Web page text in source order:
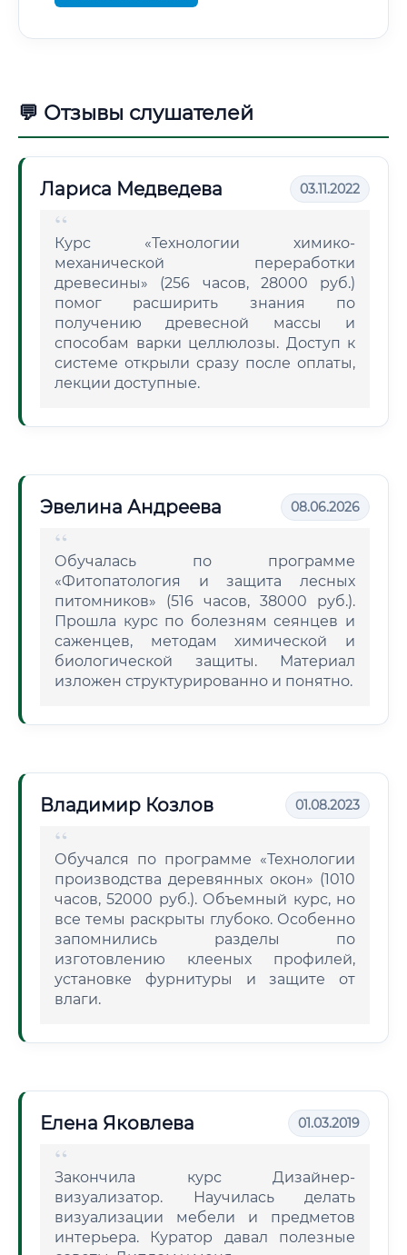
💬 Отзывы слушателей
Лариса Медведева 03.11.2022
Курс «Технологии химико-
механической переработки
древесины» (256 часов, 28000 руб.)
помог расширить знания по
получению древесной массы и
способам варки целлюлозы. Доступ к
системе открыли сразу после оплаты,
лекции доступные.
Эвелина Андреева 08.06.2026
Обучалась по программе
«Фитопатология и защита лесных
питомников» (516 часов, 38000 руб.).
Прошла курс по болезням сеянцев и
саженцев, методам химической и
биологической защиты. Материал
изложен структурированно и понятно.
Владимир Козлов 01.08.2023
Обучался по программе «Технологии
производства деревянных окон» (1010
часов, 52000 руб.). Объемный курс, но
все темы раскрыты глубоко. Особенно
запомнились разделы по
изготовлению клееных профилей,
установке фурнитуры и защите от
влаги.
Елена Яковлева 01.03.2019
Закончила курс Дизайнер-
визуализатор. Научилась делать
визуализации мебели и предметов
интерьера. Куратор давал полезные